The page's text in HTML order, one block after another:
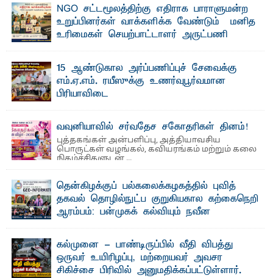
NGO சட்டமூலத்திற்கு எதிராக பாராளுமன்ற
உறுப்பினர்கள் வாக்களிக்க வேண்டும் – மனித
உரிமைகள் செயற்பாட்டாளர் அருட்பணி
லூக்ஜோன் வேண்டுகோள்
ஜே. எப். காமிலா பேகம்- இ லங்கை அரசாங்கம் அரசுசாரா
அமைப்புகள் (NGO) தொடர்பான புதிய சட்டமூலத்தை ...
15 ஆண்டுகால அர்ப்பணிப்புச் சேவைக்கு
எம்.ஏ.எம். ரயீஸுக்கு உணர்வுபூர்வமான
பிரியாவிடை
வவுனியாவில் சர்வதேச சகோதரிகள் தினம்!
புத்தகங்கள் அன்பளிப்பு, அத்தியாவசிய
பொருட்கள் வழங்கல், கவியரங்கம் மற்றும் கலை
நிகழ்ச்சிகளுடன் ...
தென்கிழக்குப் பல்கலைக்கழகத்தில் புவித்
தகவல் தொழில்நுட்ப குறுகியகால கற்கைநெறி
ஆரம்பம்: பன்முகக் கல்வியும் நவீன
பேராசிரியர் எம். எம். பாஸில்
தெ ன்கிழக்குப் பல்கலைக்கழகத்தின் கலை மற்றும் கலாசார
பீடத்தின் புவியியல் துறையினால் ...
கல்முனை - பாண்டிருப்பில் வீதி விபத்து
ஒருவர் உயிரிழப்பு, மற்றையவர் அவசர
சிகிச்சை பிரிவில் அனுமதிக்கப்பட்டுள்ளார்.